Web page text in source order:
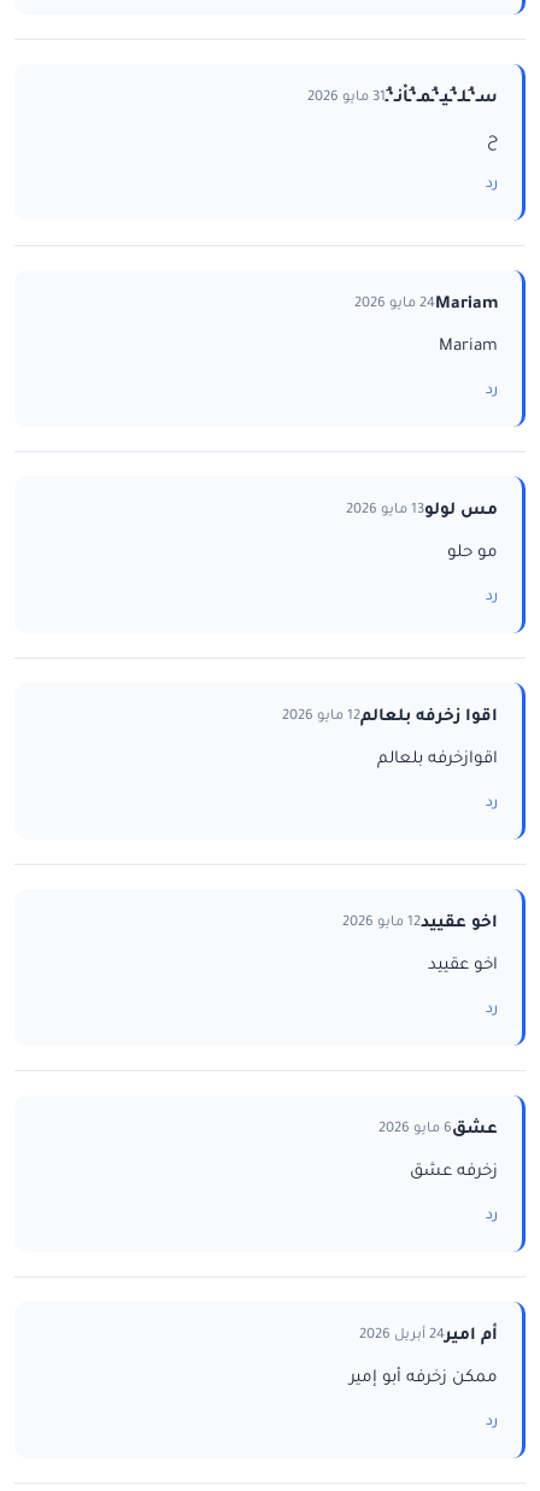
سـ‘ـُلـ‘ـُيـ‘ـُمـ‘ـُاْنـ‘ـُ31 مايو 2026
ح
رد
Mariam24 مايو 2026
Mariam
رد
مس لولو13 مايو 2026
مو حلو
رد
اقوا زخرفه بلعالم12 مايو 2026
اقوازخرفه بلعالم
رد
اخو عقييد12 مايو 2026
اخو عقييد
رد
عشق6 مايو 2026
زخرفه عشق
رد
أم امير24 أبريل 2026
ممكن زخرفه أبو إمير
رد